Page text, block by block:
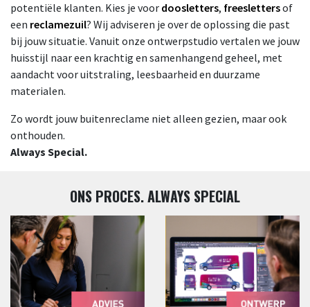
potentiële klanten. Kies je voor doosletters, freeslettersof
een reclamezuil? Wij adviseren je over de oplossing die past
bij jouw situatie. Vanuit onze ontwerpstudio vertalen we jouw
huisstijl naar een krachtig en samenhangend geheel, met
aandacht voor uitstraling, leesbaarheid en duurzame
materialen.
Zo wordt jouw buitenreclame niet alleen gezien, maar ook
onthouden.
Always Special.
ONS PROCES. ALWAYS SPECIAL